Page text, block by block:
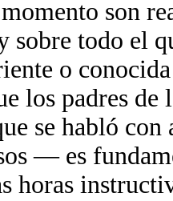
son
sobre todo el
o
los padres
se habló
— es
horas